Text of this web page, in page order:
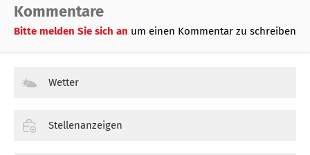
Kommentare
Bitte melden Sie sich an um einen Kommentar zu schreiben
Wetter
Stellenanzeigen